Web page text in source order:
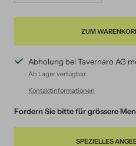
ZUM
Abholung bei Tavernaro AG
Ab Lager verfügbar
Kontaktinformationen
Fordern Sie bitte für grössere
SPEZIELLES